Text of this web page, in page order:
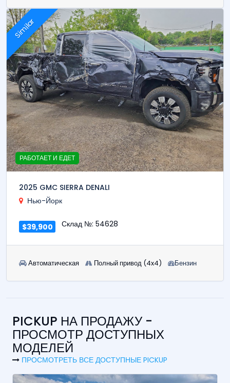
Similar
РАБОТАЕТ И ЕДЕТ
2025 GMC SIERRA DENALI
Нью-Йорк
$39,900 Склад №: 54628
Автоматическая Полный привод (4x4) Бензин
PICKUP НА ПРОДАЖУ -
ПРОСМОТР ДОСТУПНЫХ
МОДЕЛЕЙ
ПРОСМОТРЕТЬ ВСЕ ДОСТУПНЫЕ PICKUP